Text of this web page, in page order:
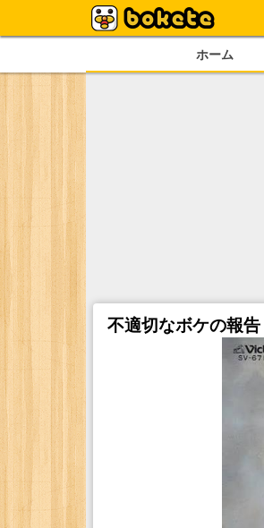
ホーム
不適切なボケの報告